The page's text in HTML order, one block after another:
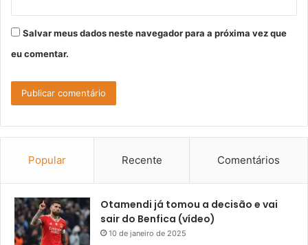
Salvar meus dados neste navegador para a próxima vez que
eu comentar.
Popular Recente Comentários
Otamendi já tomou a decisão e vai
sair do Benfica (vídeo)
10 de janeiro de 2025